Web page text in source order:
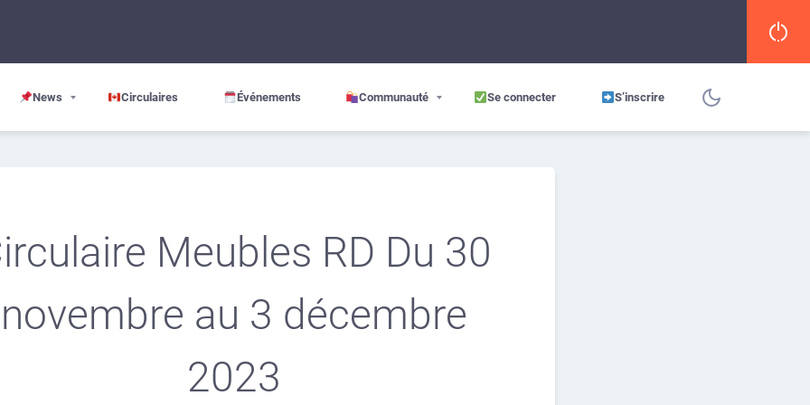
News Circulaires Événements Communauté Se connecter S’inscrire
Meubles RD Du 30
novembre au 3 décembre
2023